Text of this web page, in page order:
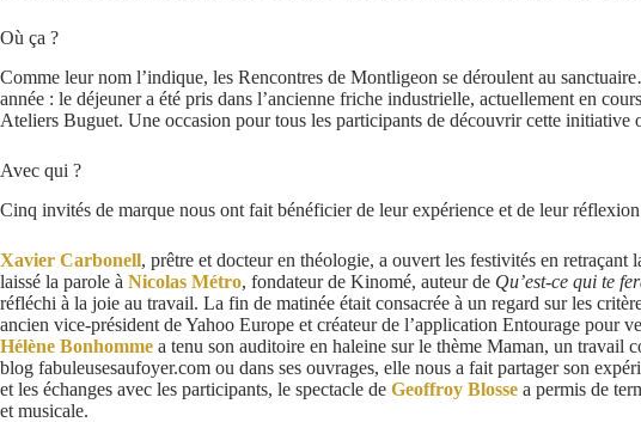
Où ça ?
Comme leur nom l’indique, les Rencontres de Montligeon se déroulent au
année : le déjeuner a été pris dans l’ancienne friche industrielle, actuellement en
Ateliers Buguet. Une occasion pour tous les participants de découvrir cette initiative
Avec qui ?
Cinq invités de marque nous ont fait bénéficier de leur expérience et de leur
Xavier Carbonell, prêtre et docteur en théologie, a ouvert les festivités en
laissé la parole à Nicolas Métro, fondateur de Kinomé, auteur de Qu’est-ce qui te
réfléchi à la joie au travail. La fin de matinée était consacrée à un regard sur les
ancien vice-président de Yahoo Europe et créateur de l’application Entourage pour
Hélène Bonhomme a tenu son auditoire en haleine sur le thème Maman, un travail
blog fabuleusesaufoyer.com ou dans ses ouvrages, elle nous a fait partager son
et les échanges avec les participants, le spectacle de Geoffroy Blosse a permis de
et musicale.